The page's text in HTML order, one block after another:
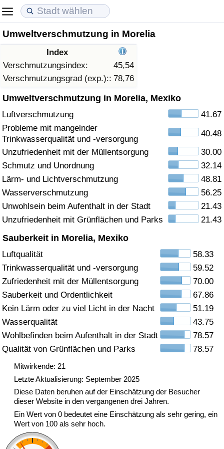
Umweltverschmutzung in Morelia
Index
Verschmutzungsindex:
45,54
Verschmutzungsgrad (exp.):: 78,76
Umweltverschmutzung in Morelia, Mexiko
Luftverschmutzung
41.67
Probleme mit mangelnder
Trinkwasserqualität und -versorgung
40.48
Unzufriedenheit mit der Müllentsorgung
30.00
Schmutz und Unordnung
32.14
Lärm- und Lichtverschmutzung
48.81
Wasserverschmutzung
56.25
Unwohlsein beim Aufenthalt in der Stadt
21.43
Unzufriedenheit mit Grünflächen und Parks
21.43
Sauberkeit in Morelia, Mexiko
Luftqualität
58.33
Trinkwasserqualität und -versorgung
59.52
Zufriedenheit mit der Müllentsorgung
70.00
Sauberkeit und Ordentlichkeit
67.86
Kein Lärm oder zu viel Licht in der Nacht
51.19
Wasserqualität
43.75
Wohlbefinden beim Aufenthalt in der Stadt
78.57
Qualität von Grünflächen und Parks
78.57
Mitwirkende: 21
Letzte Aktualisierung: September 2025
Diese Daten beruhen auf der Einschätzung der Besucher
dieser Website in den vergangenen drei Jahren.
Ein Wert von 0 bedeutet eine Einschätzung als sehr gering, ein
Wert von 100 als sehr hoch.
Lebenshaltungskosten
Lebenshaltungskosten-Index (aktuell)
Lebenshaltungskosten-Index
Lebenshaltungskosten-Index nach Land
in Akaba
Immobilienpreise
Immobilienpreis-Index (aktuell)
Immobilienpreis-Index
Immobilienpreis-Index nach Land
Lebensqualität
Lebensqualität-Index
Lebensqualität-Index (aktuell)
Lebensqualitätsindex nach Land
Kriminalität
Kriminalitäts-Index (aktuell)
Kriminalitäts-Index
Kriminalitätsindex nach Land
Gesundheitsversorgung
Gesundheitsversorgungs-Index (aktuell)
Gesundheitsversorgungs-Index
Gesundheitsversorgungs-Index nach Land
Umweltverschmutzung
Umweltverschmutzungs-Index (aktuell)
Verschmutzungsindex
Umweltverschmutzungs-Index nach Land
Verkehr